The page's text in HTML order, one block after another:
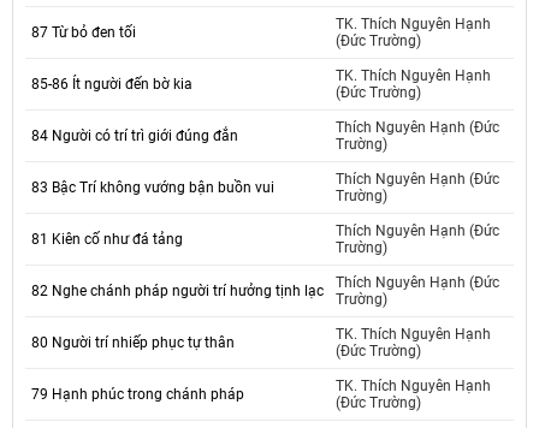
87 Từ bỏ đen tối
TK. Thích Nguyên Hạnh
(Đức Trường)
85-86 Ít người đến bờ kia
TK. Thích Nguyên Hạnh
(Đức Trường)
84 Người có trí trì giới đúng đắn
Thích Nguyên Hạnh (Đức
Trường)
83 Bậc Trí không vướng bận buồn vui
Thích Nguyên Hạnh (Đức
Trường)
81 Kiên cố như đá tảng
Thích Nguyên Hạnh (Đức
Trường)
82 Nghe chánh pháp người trí hưởng tịnh lạc
Thích Nguyên Hạnh (Đức
Trường)
80 Người trí nhiếp phục tự thân
TK. Thích Nguyên Hạnh
(Đức Trường)
79 Hạnh phúc trong chánh pháp
TK. Thích Nguyên Hạnh
(Đức Trường)